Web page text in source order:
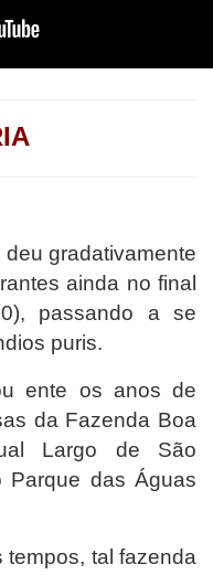
gradativamente
ainda no final
passando a se
puris.
ente os anos de
da Fazenda Boa
Largo de São
Parque das Águas
tal fazenda